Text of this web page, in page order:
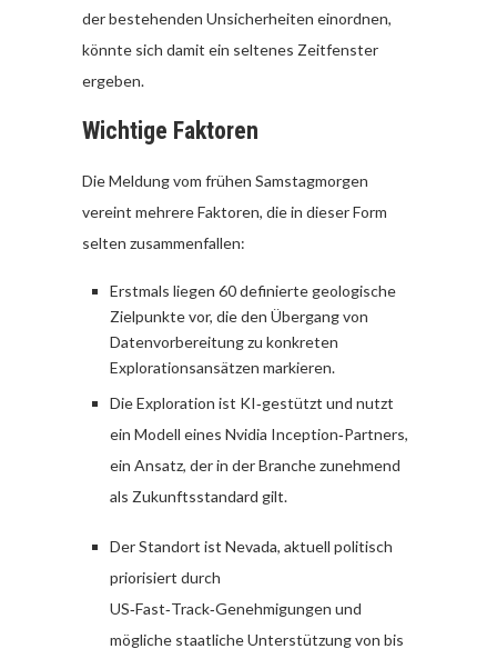
der bestehenden Unsicherheiten einordnen,
könnte sich damit ein seltenes Zeitfenster
ergeben.
Wichtige Faktoren
Die Meldung vom frühen Samstagmorgen
vereint mehrere Faktoren, die in dieser Form
selten zusammenfallen:
Erstmals liegen 60 definierte geologische
Zielpunkte vor, die den Übergang von
Datenvorbereitung zu konkreten
Explorationsansätzen markieren.
Die Exploration ist KI‑gestützt und nutzt
ein Modell eines Nvidia Inception‑Partners,
ein Ansatz, der in der Branche zunehmend
als Zukunftsstandard gilt.
Der Standort ist Nevada, aktuell politisch
priorisiert durch
US‑Fast‑Track‑Genehmigungen und
mögliche staatliche Unterstützung von bis